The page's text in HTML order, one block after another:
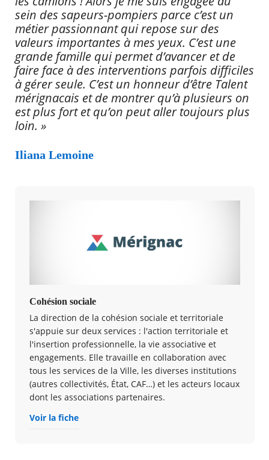
sein des sapeurs-pompiers parce c’est un
métier passionnant qui repose sur des
valeurs importantes à mes yeux. C’est une
grande famille qui permet d’avancer et de
faire face à des interventions parfois difficiles
à gérer seule. C’est un honneur d’être Talent
mérignacais et de montrer qu’à plusieurs on
est plus fort et qu’on peut aller toujours plus
loin. »
Iliana Lemoine
Cohésion sociale
La direction de la cohésion sociale et territoriale
s'appuie sur deux services : l'action territoriale et
l'insertion professionnelle, la vie associative et
engagement​s​. Elle travaille en collaboration avec
tous les services de la Ville, les diverses institutions
(autres collectivités, État, CAF…) et les acteurs locaux
dont les associations partenaires.
Voir la fiche